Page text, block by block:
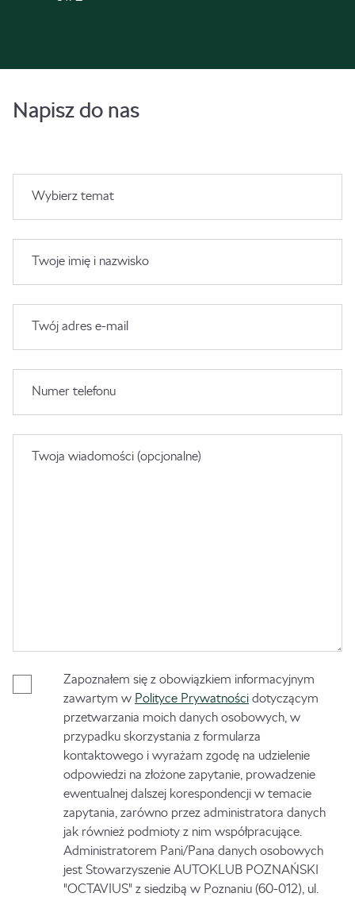
Napisz do nas
Wybierz temat
Twoje imię i nazwisko
Twój adres e-mail
Numer telefonu
Twoja wiadomości (opcjonalne)
Zapoznałem się z obowiązkiem informacyjnym
zawartym w Polityce Prywatności dotyczącym
przetwarzania moich danych osobowych, w
przypadku skorzystania z formularza
kontaktowego i wyrażam zgodę na udzielenie
odpowiedzi na złożone zapytanie, prowadzenie
ewentualnej dalszej korespondencji w temacie
zapytania, zarówno przez administratora danych
jak również podmioty z nim współpracujące.
Administratorem Pani/Pana danych osobowych
jest Stowarzyszenie AUTOKLUB POZNAŃSKI
"OCTAVIUS" z siedzibą w Poznaniu (60-012), ul.